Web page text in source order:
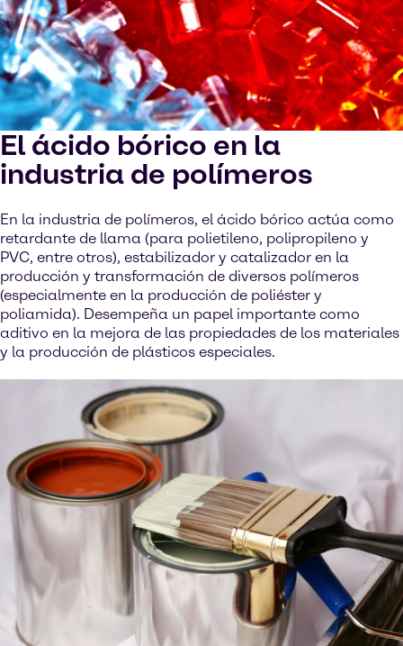
El ácido bórico en la
industria de polímeros
En la industria de polímeros, el ácido bórico actúa como
retardante de llama (para polietileno, polipropileno y
PVC, entre otros), estabilizador y catalizador en la
producción y transformación de diversos polímeros
(especialmente en la producción de poliéster y
poliamida). Desempeña un papel importante como
aditivo en la mejora de las propiedades de los materiales
y la producción de plásticos especiales.